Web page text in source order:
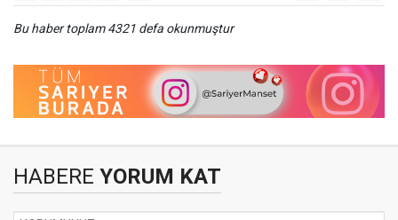
Bu haber toplam 4321 defa okunmuştur
HABERE YORUM KAT